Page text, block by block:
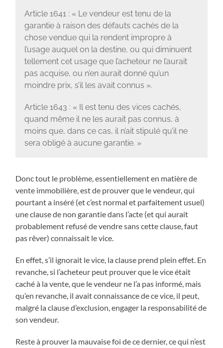
Article 1641 : « Le vendeur est tenu de la
garantie à raison des défauts cachés de la
chose vendue qui la rendent impropre à
l’usage auquel on la destine, ou qui diminuent
tellement cet usage que l’acheteur ne l’aurait
pas acquise, ou n’en aurait donné qu’un
moindre prix, s’il les avait connus ».
Article 1643 : « Il est tenu des vices cachés,
quand même il ne les aurait pas connus, à
moins que, dans ce cas, il n’ait stipulé qu’il ne
sera obligé à aucune garantie. »
Donc tout le problème, essentiellement en matière de
vente immobilière, est de prouver que le vendeur, qui
pourtant a inséré (et c’est normal et parfaitement usuel)
une clause de non garantie dans l’acte (et qui aurait
probablement refusé de vendre sans cette clause, faut
pas rêver) connaissait le vice.
En effet, s’il ignorait le vice, la clause prend plein effet. En
revanche, si l’acheteur peut prouver que le vice était
caché à la vente, que le vendeur ne l’a pas informé, mais
qu’en revanche, il avait connaissance de ce vice, il peut,
malgré la clause d’exclusion, engager la responsabilité de
son vendeur.
Reste à prouver la mauvaise foi de ce dernier, ce qui n’est